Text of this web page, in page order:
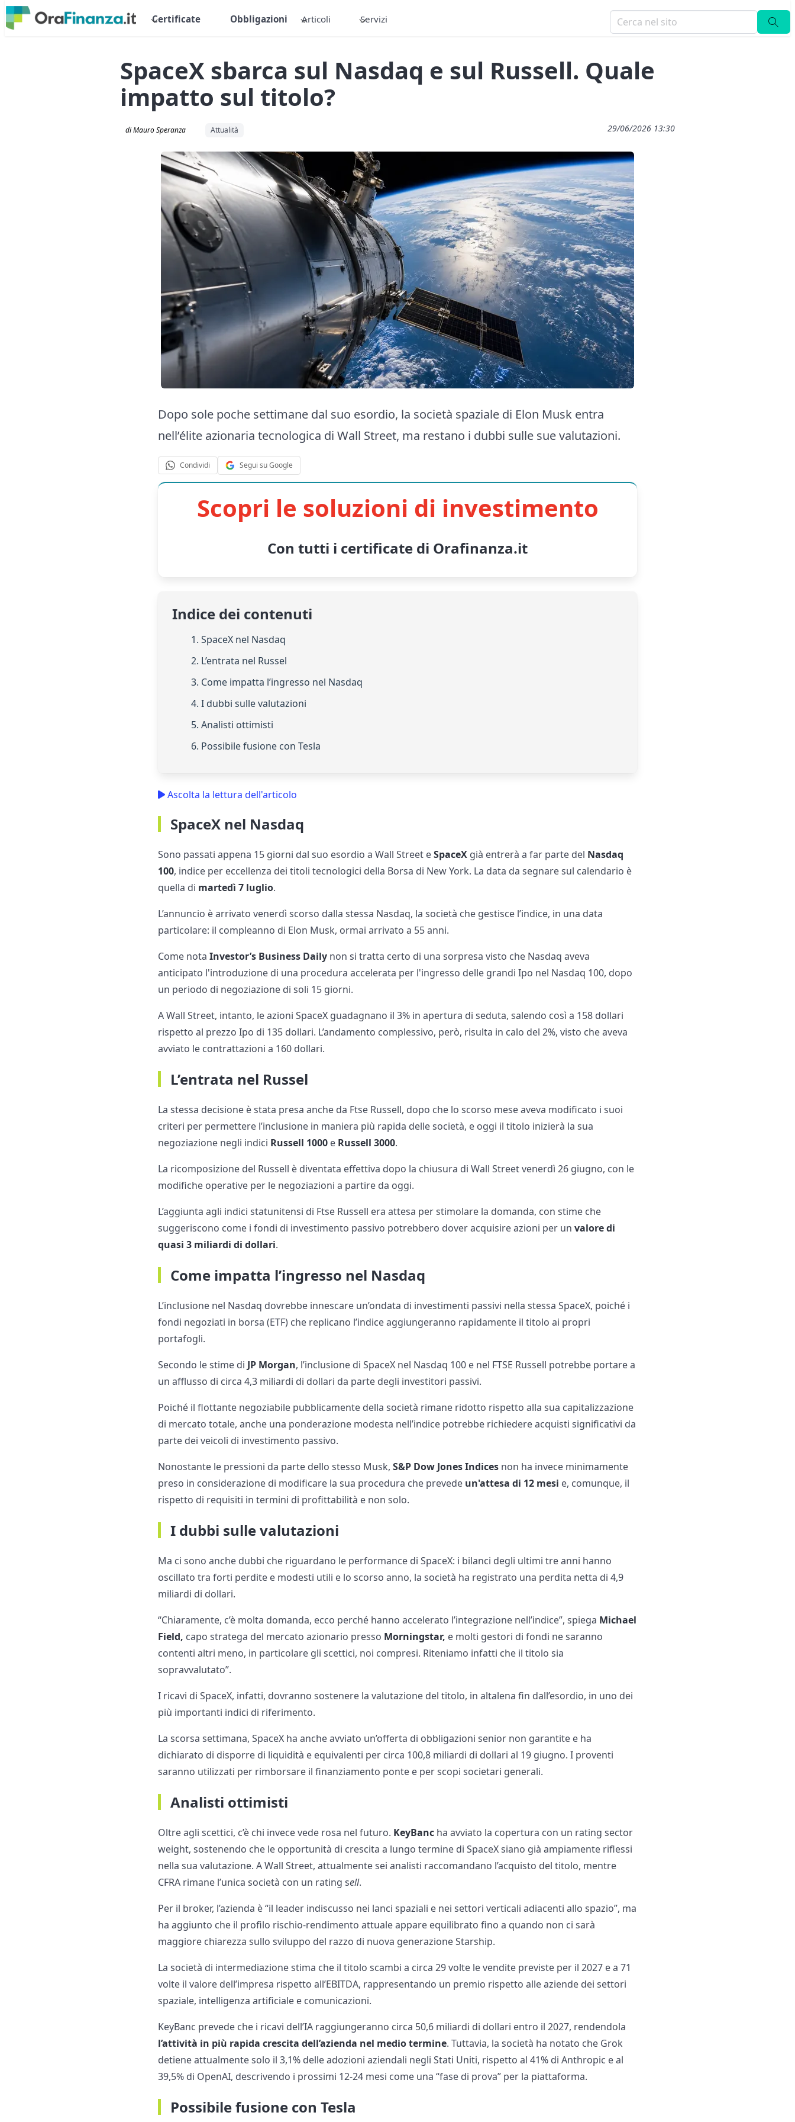
Certificate Obbligazioni Articoli Servizi
SpaceX sbarca sul Nasdaq e sul Russell. Quale
impatto sul titolo?
di Mauro Speranza Attualità 29/06/2026 13:30
Dopo sole poche settimane dal suo esordio, la società spaziale di Elon Musk entra
nell’élite azionaria tecnologica di Wall Street, ma restano i dubbi sulle sue valutazioni.
Condividi Segui su Google
Scopri le soluzioni di investimento
Con tutti i certificate di Orafinanza.it
Indice dei contenuti
1. SpaceX nel Nasdaq
2. L’entrata nel Russel
3. Come impatta l’ingresso nel Nasdaq
4. I dubbi sulle valutazioni
5. Analisti ottimisti
6. Possibile fusione con Tesla
Ascolta la lettura dell'articolo
SpaceX nel Nasdaq
Sono passati appena 15 giorni dal suo esordio a Wall Street eSpaceX già entrerà a far parte del Nasdaq
100, indice per eccellenza dei titoli tecnologici della Borsa di New York. La data da segnare sul calendario è
quella di martedì 7 luglio.
L’annuncio è arrivato venerdì scorso dalla stessa Nasdaq, la società che gestisce l’indice, in una data
particolare: il compleanno di Elon Musk, ormai arrivato a 55 anni.
Come notaInvestor’s Business Daily non si tratta certo di una sorpresa visto che Nasdaq aveva
anticipato l'introduzione di una procedura accelerata per l'ingresso delle grandi Ipo nel Nasdaq 100, dopo
un periodo di negoziazione di soli 15 giorni.
A Wall Street, intanto, le azioni SpaceX guadagnano il 3% in apertura di seduta, salendo così a 158 dollari
rispetto al prezzo Ipo di 135 dollari. L’andamento complessivo, però, risulta in calo del 2%, visto che aveva
avviato le contrattazioni a 160 dollari.
L’entrata nel Russel
La stessa decisione è stata presa anche da Ftse Russell, dopo che lo scorso mese aveva modificato i suoi
criteri per permettere l’inclusione in maniera più rapida delle società, e oggi il titolo inizierà la sua
negoziazione negli indici Russell 1000 e Russell 3000.
La ricomposizione del Russell è diventata effettiva dopo la chiusura di Wall Street venerdì 26 giugno, con le
modifiche operative per le negoziazioni a partire da oggi.
L’aggiunta agli indici statunitensi di Ftse Russell era attesa per stimolare la domanda, con stime che
suggeriscono come i fondi di investimento passivo potrebbero dover acquisire azioni per unvalore di
quasi 3 miliardi di dollari.
Come impatta l’ingresso nel Nasdaq
L’inclusione nel Nasdaq dovrebbe innescare un’ondata di investimenti passivi nella stessa SpaceX, poiché i
fondi negoziati in borsa (ETF) che replicano l’indice aggiungeranno rapidamente il titolo ai propri
portafogli.
Secondo le stime di JP Morgan, l’inclusione di SpaceX nel Nasdaq 100 e nel FTSE Russell potrebbe portare a
un afflusso di circa 4,3 miliardi di dollari da parte degli investitori passivi.
Poiché il flottante negoziabile pubblicamente della società rimane ridotto rispetto alla sua capitalizzazione
di mercato totale, anche una ponderazione modesta nell’indice potrebbe richiedere acquisti significativi da
parte dei veicoli di investimento passivo.
Nonostante le pressioni da parte dello stesso Musk,S&P Dow Jones Indices non ha invece minimamente
preso in considerazione di modificare la sua procedura che prevede un'attesa di 12 mesi e, comunque, il
rispetto di requisiti in termini di profittabilità e non solo.
I dubbi sulle valutazioni
Ma ci sono anche dubbi che riguardano le performance di SpaceX: i bilanci degli ultimi tre anni hanno
oscillato tra forti perdite e modesti utili e lo scorso anno, la società ha registrato una perdita netta di 4,9
miliardi di dollari.
“Chiaramente, c’è molta domanda, ecco perché hanno accelerato l’integrazione nell’indice”, spiega Michael
Field, capo stratega del mercato azionario presso Morningstar, e molti gestori di fondi ne saranno
contenti altri meno, in particolare gli scettici, noi compresi. Riteniamo infatti che il titolo sia
sopravvalutato”.
I ricavi di SpaceX, infatti, dovranno sostenere la valutazione del titolo, in altalena fin dall’esordio, in uno dei
più importanti indici di riferimento.
La scorsa settimana, SpaceX ha anche avviato un’offerta di obbligazioni senior non garantite e ha
dichiarato di disporre di liquidità e equivalenti per circa 100,8 miliardi di dollari al 19 giugno. I proventi
saranno utilizzati per rimborsare il finanziamento ponte e per scopi societari generali.
Analisti ottimisti
Oltre agli scettici, c’è chi invece vede rosa nel futuro. KeyBanc ha avviato la copertura con un rating sector
weight, sostenendo che le opportunità di crescita a lungo termine di SpaceX siano già ampiamente riflessi
nella sua valutazione. A Wall Street, attualmente sei analisti raccomandano l’acquisto del titolo, mentre
CFRA rimane l’unica società con un rating sell.
Per il broker, l’azienda è “il leader indiscusso nei lanci spaziali e nei settori verticali adiacenti allo spazio”, ma
ha aggiunto che il profilo rischio-rendimento attuale appare equilibrato fino a quando non ci sarà
maggiore chiarezza sullo sviluppo del razzo di nuova generazione Starship.
La società di intermediazione stima che il titolo scambi a circa 29 volte le vendite previste per il 2027 e a 71
volte il valore dell’impresa rispetto all’EBITDA, rappresentando un premio rispetto alle aziende dei settori
spaziale, intelligenza artificiale e comunicazioni.
KeyBanc prevede che i ricavi dell’IA raggiungeranno circa 50,6 miliardi di dollari entro il 2027, rendendola
l’attività in più rapida crescita dell’azienda nel medio termine. Tuttavia, la società ha notato che Grok
detiene attualmente solo il 3,1% delle adozioni aziendali negli Stati Uniti, rispetto al 41% di Anthropic e al
39,5% di OpenAI, descrivendo i prossimi 12-24 mesi come una “fase di prova” per la piattaforma.
Possibile fusione con Tesla